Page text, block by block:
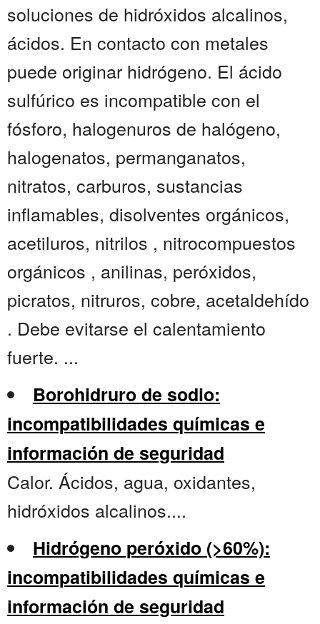
soluciones de hidróxidos alcalinos,
ácidos. En contacto con metales
puede originar hidrógeno. El ácido
sulfúrico es incompatible con el
fósforo, halogenuros de halógeno,
halogenatos, permanganatos,
nitratos, carburos, sustancias
inflamables, disolventes orgánicos,
acetiluros, nitrilos , nitrocompuestos
orgánicos , anilinas, peróxidos,
picratos, nitruros, cobre, acetaldehído
. Debe evitarse el calentamiento
fuerte. ...
Borohidruro de sodio:
incompatibilidades químicas e
información de seguridad
Calor. Ácidos, agua, oxidantes,
hidróxidos alcalinos....
Hidrógeno peróxido (>60%):
incompatibilidades químicas e
información de seguridad